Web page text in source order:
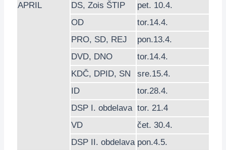
APRIL
DS, Zois ŠTIP
pet. 10.4.
OD
tor.14.4.
PRO, SD, REJ
pon.13.4.
DVD, DNO
tor.14.4.
KDČ, DPID, SN
sre.15.4.
ID
tor.28.4.
DSP I. obdelava tor. 21.4
VD
čet. 30.4.
DSP II. obdelava pon.4.5.